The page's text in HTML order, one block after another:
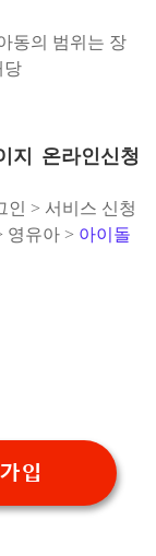
동의 범위는 장
당
지 온라인신청
인 > 서비스 신청
영유아 > 아이돌
입